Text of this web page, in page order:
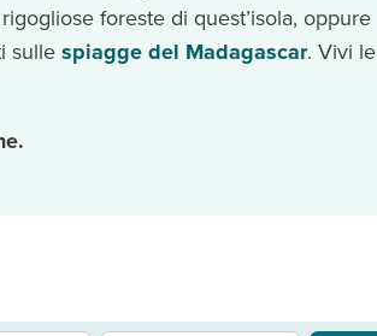
foreste di quest’isola, oppure
sullespiagge del Madagascar. Vivi le